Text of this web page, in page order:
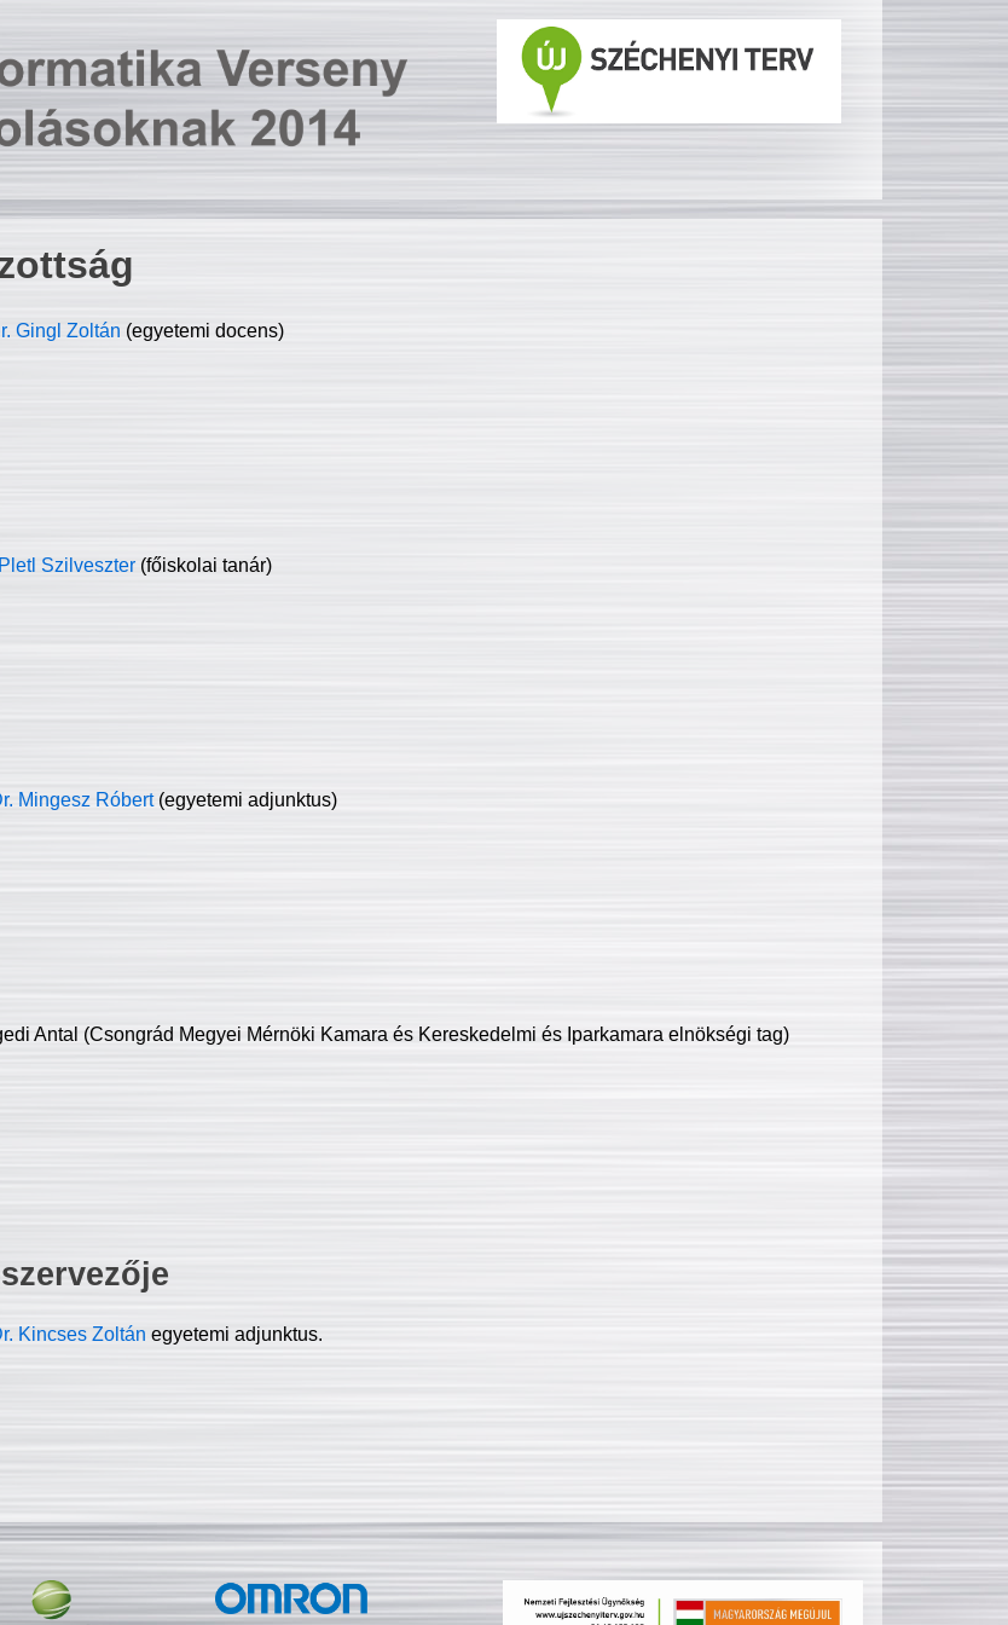
Gingl Zoltán (egyetemi docens)
Szilveszter (főiskolai tanár)
Mingesz Róbert (egyetemi adjunktus)
Antal (Csongrád Megyei Mérnöki Kamara és Kereskedelmi és Iparkamara elnökségi tag)
Kincses Zoltán egyetemi adjunktus.